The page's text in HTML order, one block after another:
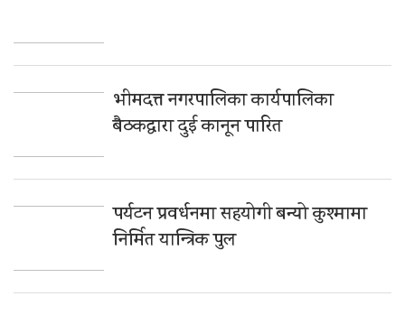
भीमदत्त नगरपालिका कार्यपालिका
बैठकद्वारा दुई कानून पारित
पर्यटन प्रवर्धनमा सहयोगी बन्यो कुश्मामा
निर्मित यान्त्रिक पुल